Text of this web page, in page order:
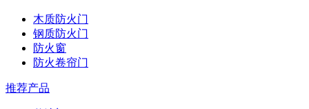
木质防火门
钢质防火门
防火窗
防火卷帘门
推荐产品